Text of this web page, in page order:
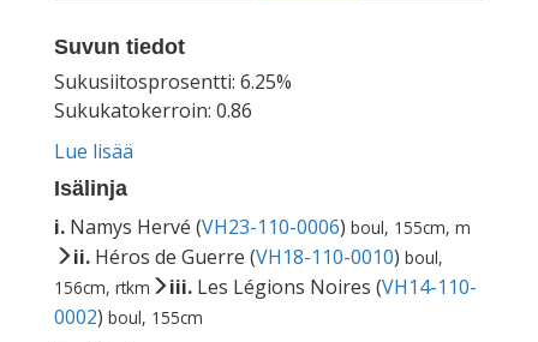
Suvun tiedot
Sukusiitosprosentti: 6.25%
Sukukatokerroin: 0.86
Lue lisää
Isälinja
i. Namys Hervé (VH23-110-0006) boul, 155cm, m
ii. Héros de Guerre (VH18-110-0010) boul,
156cm, rtkm
iii. Les Légions Noires (VH14-110-
0002) boul, 155cm